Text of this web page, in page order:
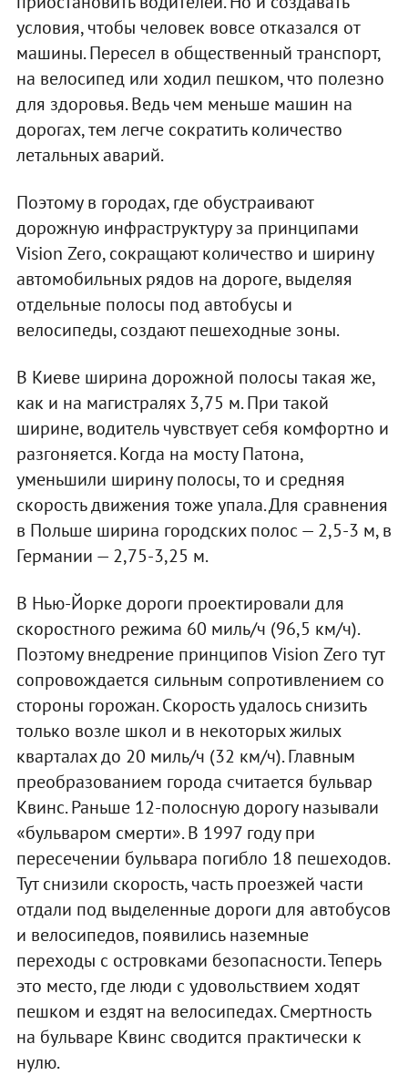
условия, чтобы человек вовсе отказался от
машины. Пересел в общественный транспорт,
на велосипед или ходил пешком, что полезно
для здоровья. Ведь чем меньше машин на
дорогах, тем легче сократить количество
летальных аварий.
Поэтому в городах, где обустраивают
дорожную инфраструктуру за принципами
Vision Zero, сокращают количество и ширину
автомобильных рядов на дороге, выделяя
отдельные полосы под автобусы и
велосипеды, создают пешеходные зоны.
В Киеве ширина дорожной полосы такая же,
как и на магистралях 3,75 м. При такой
ширине, водитель чувствует себя комфортно и
разгоняется. Когда на мосту Патона,
уменьшили ширину полосы, то и средняя
скорость движения тоже упала. Для сравнения
в Польше ширина городских полос — 2,5-3 м, в
Германии — 2,75-3,25 м.
В Нью-Йорке дороги проектировали для
скоростного режима 60 миль/ч (96,5 км/ч).
Поэтому внедрение принципов Vision Zero тут
сопровождается сильным сопротивлением со
стороны горожан. Скорость удалось снизить
только возле школ и в некоторых жилых
кварталах до 20 миль/ч (32 км/ч). Главным
преобразованием города считается бульвар
Квинс. Раньше 12-полосную дорогу называли
«бульваром смерти». В 1997 году при
пересечении бульвара погибло 18 пешеходов.
Тут снизили скорость, часть проезжей части
отдали под выделенные дороги для автобусов
и велосипедов, появились наземные
переходы с островками безопасности. Теперь
это место, где люди с удовольствием ходят
пешком и ездят на велосипедах. Смертность
на бульваре Квинс сводится практически к
нулю.